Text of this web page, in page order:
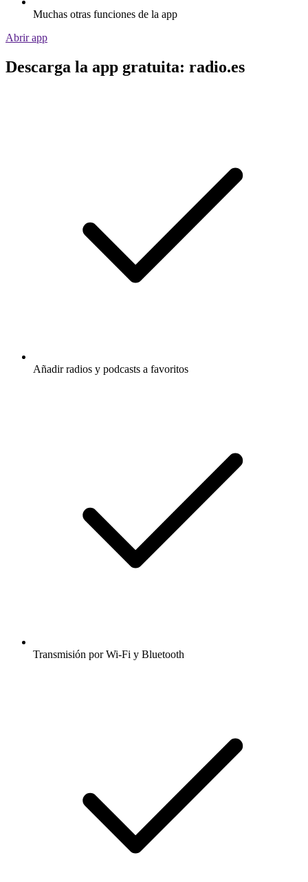
Muchas otras funciones de la app
Abrir app
Descarga la app gratuita: radio.es
Añadir radios y podcasts a favoritos
Transmisión por Wi-Fi y Bluetooth